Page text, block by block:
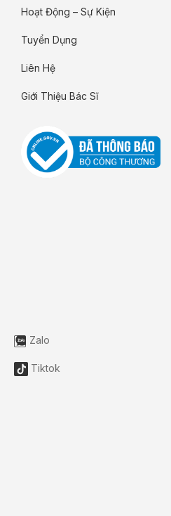
Hoạt Động – Sự Kiện
Tuyển Dụng
Liên Hệ
Giới Thiệu Bác Sĩ
Zalo
Tiktok